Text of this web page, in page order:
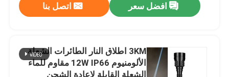
افضل سعر اتصل بنا
3KM اطلاق النار الطائرات الشعلة
الألومنيوم 12W IP66 مقاوم للماء
الشعلة القابلة لإعادة الشحن